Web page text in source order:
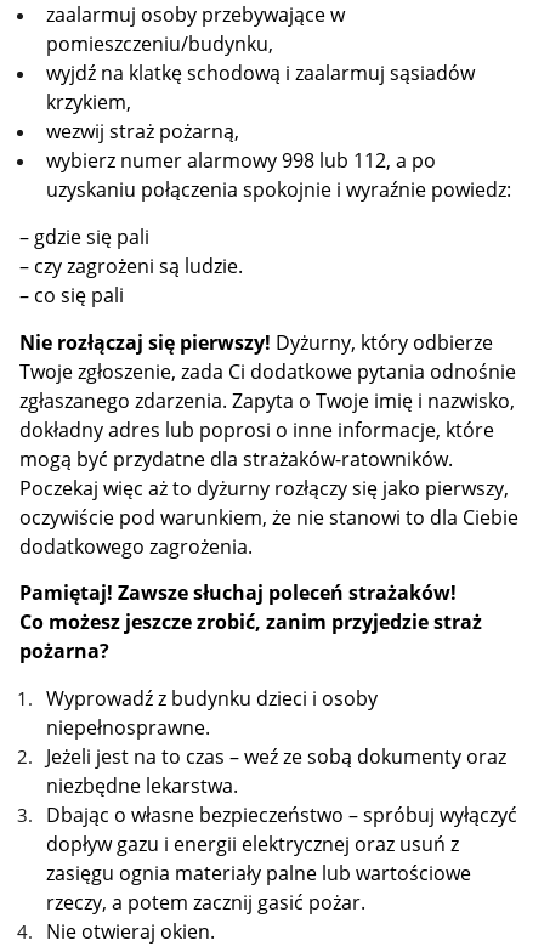
zaalarmuj osoby przebywające w
pomieszczeniu/budynku,
wyjdź na klatkę schodową i zaalarmuj sąsiadów
krzykiem,
wezwij straż pożarną,
wybierz numer alarmowy 998 lub 112, a po
uzyskaniu połączenia spokojnie i wyraźnie powiedz:
– gdzie się pali
– czy zagrożeni są ludzie.
– co się pali
Nie rozłączaj się pierwszy! Dyżurny, który odbierze
Twoje zgłoszenie, zada Ci dodatkowe pytania odnośnie
zgłaszanego zdarzenia. Zapyta o Twoje imię i nazwisko,
dokładny adres lub poprosi o inne informacje, które
mogą być przydatne dla strażaków-ratowników.
Poczekaj więc aż to dyżurny rozłączy się jako pierwszy,
oczywiście pod warunkiem, że nie stanowi to dla Ciebie
dodatkowego zagrożenia.
Pamiętaj! Zawsze słuchaj poleceń strażaków!
Co możesz jeszcze zrobić, zanim przyjedzie straż
pożarna?
Wyprowadź z budynku dzieci i osoby
niepełnosprawne.
Jeżeli jest na to czas – weź ze sobą dokumenty oraz
niezbędne lekarstwa.
Dbając o własne bezpieczeństwo – spróbuj wyłączyć
dopływ gazu i energii elektrycznej oraz usuń z
zasięgu ognia materiały palne lub wartościowe
rzeczy, a potem zacznij gasić pożar.
Nie otwieraj okien.